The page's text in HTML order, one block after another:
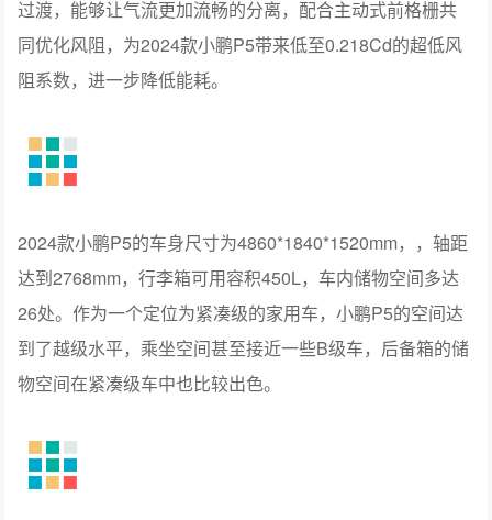
过渡，能够让气流更加流畅的分离，配合主动式前格栅共
同优化风阻，为2024款小鹏P5带来低至0.218Cd的超低风
阻系数，进一步降低能耗。
2024款小鹏P5的车身尺寸为4860*1840*1520mm，，轴距
达到2768mm，行李箱可用容积450L，车内储物空间多达
26处。作为一个定位为紧凑级的家用车，小鹏P5的空间达
到了越级水平，乘坐空间甚至接近一些B级车，后备箱的储
物空间在紧凑级车中也比较出色。